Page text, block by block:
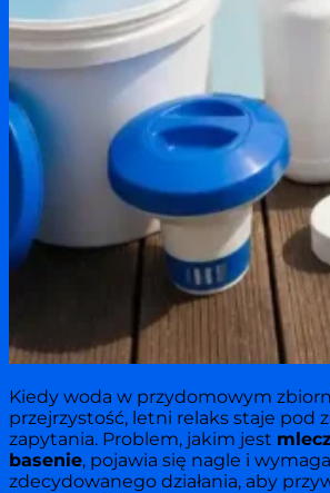
Kiedy woda w przydomowym
przejrzystość, letni relaks staje pod
zapytania. Problem, jakim jest
basenie, pojawia się nagle i
zdecydowanego działania, aby